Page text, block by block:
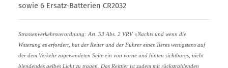
sowie 6 Ersatz-Batterien CR2032
Strassenverkehrsverordnung: Art. 53 Abs. 2 VRV «Nachts und wenn die
Witterung es erfordert, hat der Reiter und der Führer eines Tieres wenigstens auf
der dem Verkehr zugewendeten Seite ein von vorne und hinten sichtbares, nicht
blendendes gelbes Licht zu tragen. Das Reittier ist zudem mit rückstrahlenden